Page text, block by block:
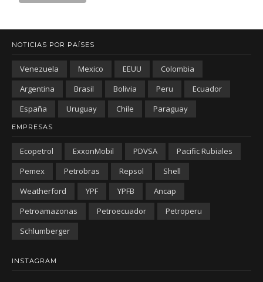
NOTICIAS POR PAÍSES
Venezuela Mexico EEUU
Colombia
Argentina
Brasil Bolivia Peru
Ecuador
España
Uruguay Chile Paraguay
EMPRESAS
Ecopetrol ExxonMobil PDVSA
Pacific Rubiales
Pemex
Petrobras Repsol
Shell
Weatherford
YPF YPFB
Ancap
Petroamazonas
Petroecuador
Petroperu
Schlumberger
INSTAGRAM